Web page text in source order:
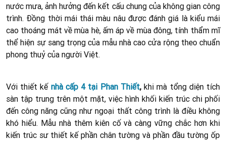
nước mưa, ảnh hưởng đến kết cấu chung của không gian công
trình. Đồng thời mái thái màu nâu được đánh giá là kiểu mái
cao thoáng mát về mùa hè, ấm áp về mùa đông, tính thẩm mĩ
thể hiện sự sang trọng của mẫu nhà cao cửa rộng theo chuẩn
phong thuỷ của người Việt.
Với thiết kế nhà cấp 4 tại Phan Thiết,khi mà tổng diện tích
sàn tập trung trên một mặt, việc hình khối kiến trúc chi phối
đến công năng cũng như ngoại thất công trình là điều không
khó hiểu. Mẫu nhà thêm kiên cố và càng vững chắc hơn khi
kiến trúc sư thiết kế phần chân tường và phần đầu tường ốp